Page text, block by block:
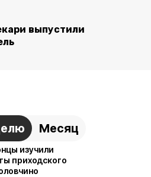
выпустили
Месяц
изучили
приходского